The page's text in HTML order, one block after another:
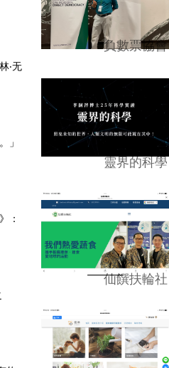
‧无
」
：
負數票協會
靈界的科學
仙饌扶輪社